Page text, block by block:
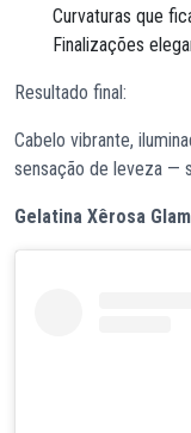
Curvaturas que
Finalizações
Resultado final:
Cabelo vibrante,
sensação de leveza —
Gelatina Xêrosa